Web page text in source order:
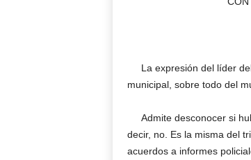
La expresión del líder del
municipal, sobre todo del
Admite desconocer si
decir, no. Es la misma del
acuerdos a informes